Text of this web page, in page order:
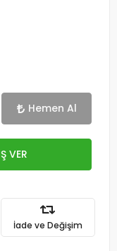
Hemen Al
VER
İade ve Değişim